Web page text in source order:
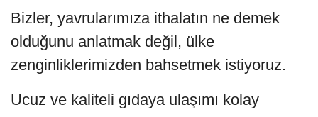
Bizler, yavrularımıza ithalatın ne demek
olduğunu anlatmak değil, ülke
zenginliklerimizden bahsetmek istiyoruz.
Ucuz ve kaliteli gıdaya ulaşımı kolay